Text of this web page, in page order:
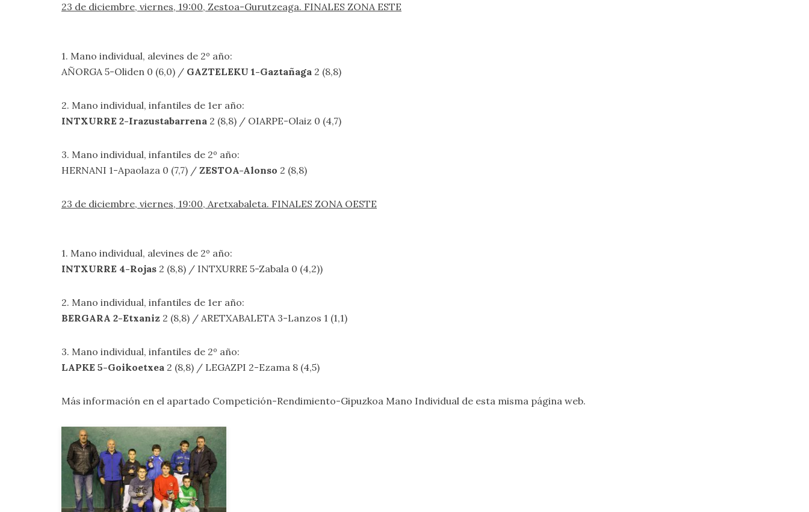
23 de diciembre, viernes, 19:00, Zestoa-Gurutzeaga. FINALES ZONA ESTE
1. Mano individual, alevines de 2º año:
AÑORGA 5-Oliden 0 (6,0) / GAZTELEKU 1-Gaztañaga 2 (8,8)
2. Mano individual, infantiles de 1er año:
INTXURRE 2-Irazustabarrena 2 (8,8) / OIARPE-Olaiz 0 (4,7)
3. Mano individual, infantiles de 2º año:
HERNANI 1-Apaolaza 0 (7,7) / ZESTOA-Alonso 2 (8,8)
23 de diciembre, viernes, 19:00, Aretxabaleta. FINALES ZONA OESTE
1. Mano individual, alevines de 2º año:
INTXURRE 4-Rojas 2 (8,8) / INTXURRE 5-Zabala 0 (4,2))
2. Mano individual, infantiles de 1er año:
BERGARA 2-Etxaniz 2 (8,8) / ARETXABALETA 3-Lanzos 1 (1,1)
3. Mano individual, infantiles de 2º año:
LAPKE 5-Goikoetxea 2 (8,8) / LEGAZPI 2-Ezama 8 (4,5)
Más información en el apartado Competición-Rendimiento-Gipuzkoa Mano Individual de esta misma página web.